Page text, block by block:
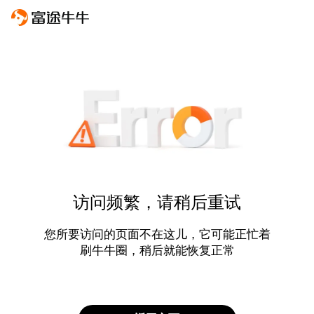
访问频繁，请稍后重试
您所要访问的页面不在这儿，它可能正忙着
刷牛牛圈，稍后就能恢复正常